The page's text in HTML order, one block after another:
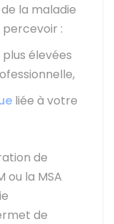
la maladie
:
plus élevées
liée à votre
de
ou la MSA
de